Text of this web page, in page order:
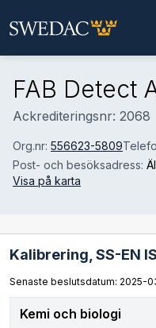
FAB Detect
Ackrediteringsnr: 2068
Org.nr: 556623-5809
Post- och besöksadress:
Visa på karta
Kalibrering, SS-EN
Senaste beslutsdatum: 2025-
Kemi och biologi